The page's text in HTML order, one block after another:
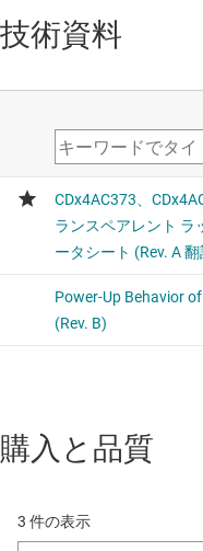
技術資料
購入と品質